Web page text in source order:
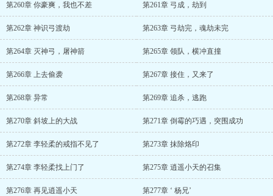
第260章 你豪爽，我也不差 第261章 弓成，劫到
第262章 神识弓渡劫 第263章 弓劫完，魂劫未完
第264章 灭神弓，屠神箭 第265章 领队，横冲直撞
第266章 上去偷袭 第267章 接住，又来了
第268章 异常 第269章 追杀，逃跑
第270章 斜坡上的大战 第271章 倒霉的巧遇，突围成功
第272章 李轻柔的戒指不见了 第273章 抹除烙印
第274章 李轻柔找上门了 第275章 逍遥小天的召集
第276章 再见逍遥小天 第277章 ‘ 杨兄’